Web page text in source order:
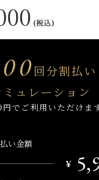
(税込)
回分割払い
ミュレーション
円でご利用いただけま
い金額
￥